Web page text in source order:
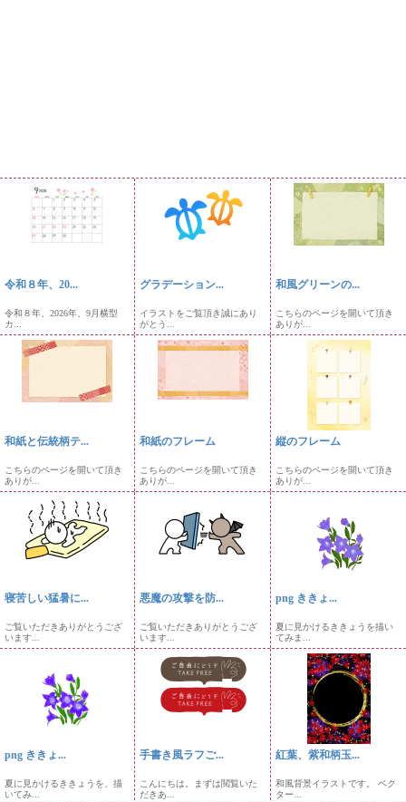
令和８年、20...
令和８年、2026年、9月横型
カ...
グラデーション...
イラストをご覧頂き誠にあり
がとう...
和風グリーンの...
こちらのページを開いて頂き
ありが...
和紙と伝統柄テ...
こちらのページを開いて頂き
ありが...
和紙のフレーム
こちらのページを開いて頂き
ありが...
縦のフレーム
こちらのページを開いて頂き
ありが...
寝苦しい猛暑に...
ご覧いただきありがとうござ
います...
悪魔の攻撃を防...
ご覧いただきありがとうござ
います...
png ききょ...
夏に見かけるききょうを描い
てみま...
png ききょ...
夏に見かけるききょうを、描
いてみ...
手書き風ラフご...
こんにちは。まずは閲覧いた
だきあ...
紅葉、紫和柄玉...
和風背景イラストです。 ベク
ター...